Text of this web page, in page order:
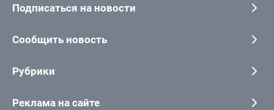
Подписаться на новости
Сообщить новость
Рубрики
Реклама на сайте